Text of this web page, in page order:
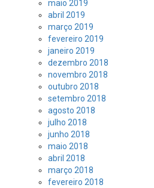
maio 2019
abril 2019
março 2019
fevereiro 2019
janeiro 2019
dezembro 2018
novembro 2018
outubro 2018
setembro 2018
agosto 2018
julho 2018
junho 2018
maio 2018
abril 2018
março 2018
fevereiro 2018